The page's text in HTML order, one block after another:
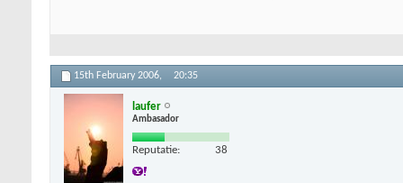
15th February 2006, 20:35
laufer
Ambasador
Reputatie: 38